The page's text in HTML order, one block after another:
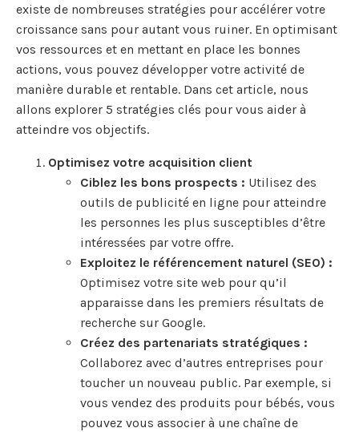
existe de nombreuses stratégies pour accélérer votre
croissance sans pour autant vous ruiner. En optimisant
vos ressources et en mettant en place les bonnes
actions, vous pouvez développer votre activité de
manière durable et rentable. Dans cet article, nous
allons explorer 5 stratégies clés pour vous aider à
atteindre vos objectifs.
Optimisez votre acquisition client
Ciblez les bons prospects : Utilisez des
outils de publicité en ligne pour atteindre
les personnes les plus susceptibles d’être
intéressées par votre offre.
Exploitez le référencement naturel (SEO) :
Optimisez votre site web pour qu’il
apparaisse dans les premiers résultats de
recherche sur Google.
Créez des partenariats stratégiques :
Collaborez avec d’autres entreprises pour
toucher un nouveau public. Par exemple, si
vous vendez des produits pour bébés, vous
pouvez vous associer à une chaîne de